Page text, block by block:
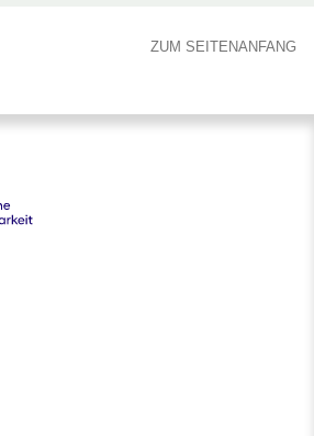
ZUM SEITENANFANG
Gerichtsbarkeit Hessen